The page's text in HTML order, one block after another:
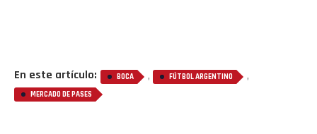
En este artículo: BOCA , FÚTBOL ARGENTINO ,
MERCADO DE PASES